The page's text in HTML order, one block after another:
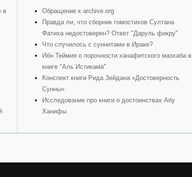
в
Обращение к archive.org
Правда ли, что сборник гомостихов Султана
Фатиха недостоверен? Ответ "Даруль фикру"
Что случилось с суннитами в Ираке?
Ибн Теймия о порочности ханафитского мазхаба в
книге "Аль Истикама"
Конспект книги Рида Зейдана «Достоверность
Сунны»
Исследование про книги о достоинствах Абу
Ханифы